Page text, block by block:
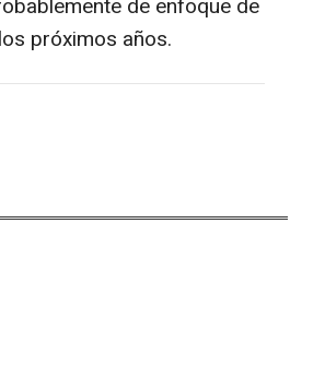
de enfoque de
próximos años.